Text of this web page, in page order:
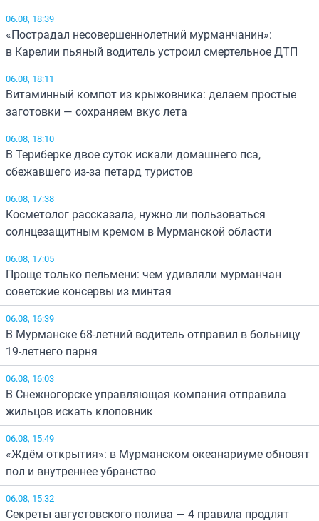
06.08, 18:39
«Пострадал несовершеннолетний мурманчанин»:
в Карелии пьяный водитель устроил смертельное ДТП
06.08, 18:11
Витаминный компот из крыжовника: делаем простые
заготовки — сохраняем вкус лета
06.08, 18:10
В Териберке двое суток искали домашнего пса,
сбежавшего из-за петард туристов
06.08, 17:38
Косметолог рассказала, нужно ли пользоваться
солнцезащитным кремом в Мурманской области
06.08, 17:05
Проще только пельмени: чем удивляли мурманчан
советские консервы из минтая
06.08, 16:39
В Мурманске 68-летний водитель отправил в больницу
19-летнего парня
06.08, 16:03
В Снежногорске управляющая компания отправила
жильцов искать клоповник
06.08, 15:49
«Ждём открытия»: в Мурманском океанариуме обновят
пол и внутреннее убранство
06.08, 15:32
Секреты августовского полива — 4 правила продлят